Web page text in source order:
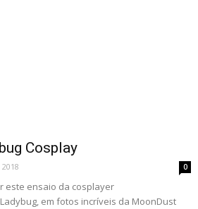
Cosplay
0
este ensaio da cosplayer
em fotos incríveis da MoonDust